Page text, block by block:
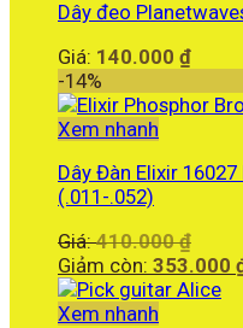
Dây đeo
Giá: 140.000 ₫
-14%
Xem nhanh
Dây Đàn Elixir
(.011-.052)
Giá:410.000₫
gốc
là:
Giảm còn: 353.000
Xem nhanh